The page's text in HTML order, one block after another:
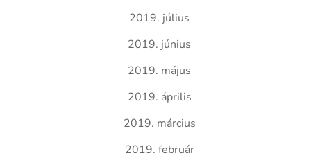
2019. július
2019. június
2019. május
2019. április
2019. március
2019. február